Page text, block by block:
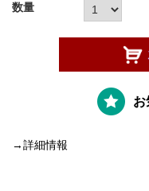
数量
お
→詳細情報